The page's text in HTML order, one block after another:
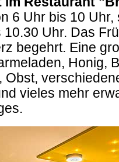
6 Uhr bis 10 Uhr,
Uhr. Das
begehrt. Eine
Honig,
Obst,
vieles mehr